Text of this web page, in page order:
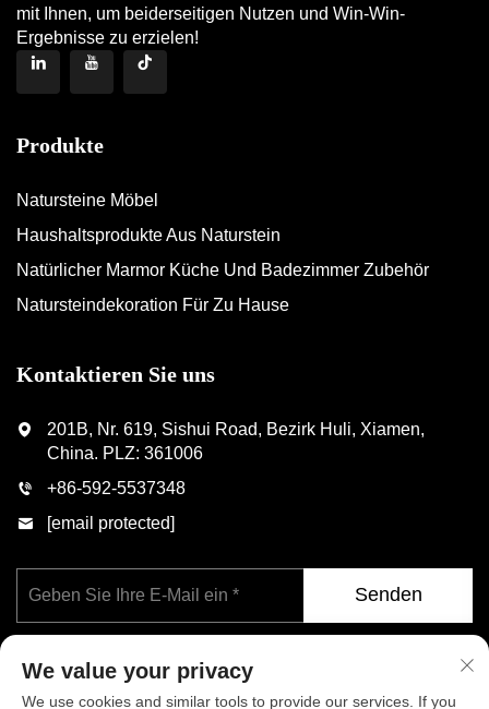
mit Ihnen, um beiderseitigen Nutzen und Win-Win-
Ergebnisse zu erzielen!
Produkte
Natursteine Möbel
Haushaltsprodukte Aus Naturstein
Natürlicher Marmor Küche Und Badezimmer Zubehör
Natursteindekoration Für Zu Hause
Kontaktieren Sie uns
201B, Nr. 619, Sishui Road, Bezirk Huli, Xiamen,
China. PLZ: 361006
+86-592-5537348
[email protected]
Senden
We value your privacy
We use cookies and similar tools to provide our services. If you